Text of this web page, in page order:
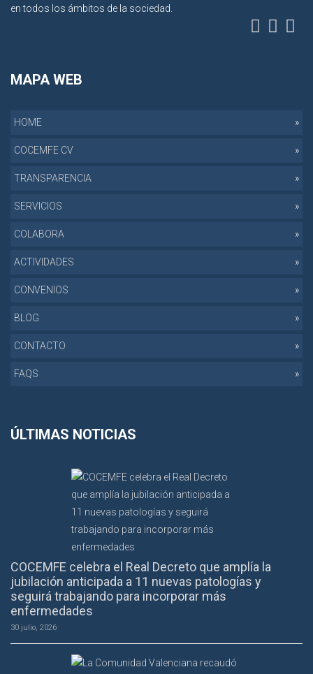
en todos los ámbitos de la sociedad.
MAPA WEB
HOME
COCEMFE CV
TRANSPARENCIA
SERVICIOS
COLABORA
ACTIVIDADES
CONVENIOS
BLOG
CONTACTO
FAQS
ÚLTIMAS NOTICIAS
COCEMFE celebra el Real Decreto que amplía la
jubilación anticipada a 11 nuevas patologías y
seguirá trabajando para incorporar más
enfermedades
30 julio, 2026